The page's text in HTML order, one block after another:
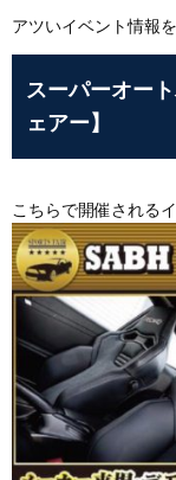
アツいイベント情報
スーパーオー
ェアー】
こちらで開催される